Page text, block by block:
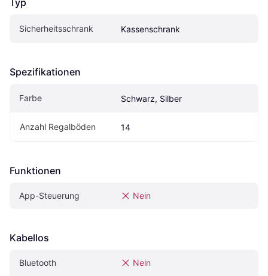
Sicherheitsschrank Kassenschrank
Spezifikationen
Farbe Schwarz, Silber
Anzahl Regalböden 14
Funktionen
App-Steuerung Nein
Kabellos
Bluetooth Nein